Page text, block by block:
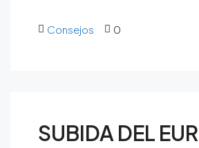
Consejos 0
SUBIDA DEL